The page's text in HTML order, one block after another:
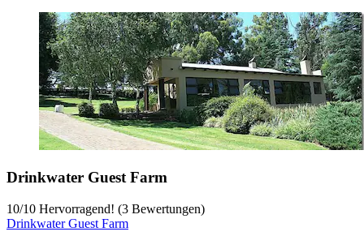
Drinkwater Guest Farm
10/10 Hervorragend! (3 Bewertungen)
Drinkwater Guest Farm